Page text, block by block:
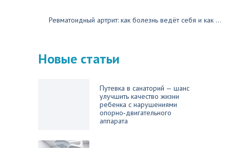
Ревматоидный артрит: как болезнь ведёт себя и как ...
Новые статьи
Путевка в санаторий — шанс
улучшить качество жизни
ребенка с нарушениями
опорно‑двигательного
аппарата